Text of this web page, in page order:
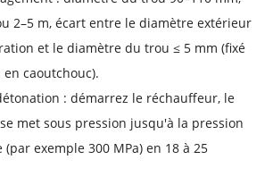
2–5 m, écart entre le diamètre extérieur
et le diamètre du trou ≤ 5 mm (fixé
caoutchouc).
: démarrez le réchauffeur, le
se met sous pression jusqu'à la pression
exemple 300 MPa) en 18 à 25